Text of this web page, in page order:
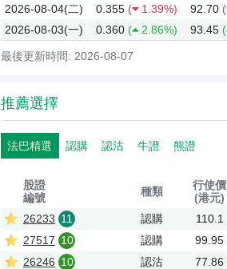
2026-08-04(二)
0.355 ( 1.39%) 92.70 (
2026-08-03(一)
0.360 ( 2.86%) 93.45 (
最後更新時間: 2026-08-07
推薦選擇
法巴精選 認購 認沽 牛證 熊證
股證
編號
種類
行使價
(港元)
26233 11 認購 110.1
27517 10 認購 99.95
26246 10 認沽 77.86